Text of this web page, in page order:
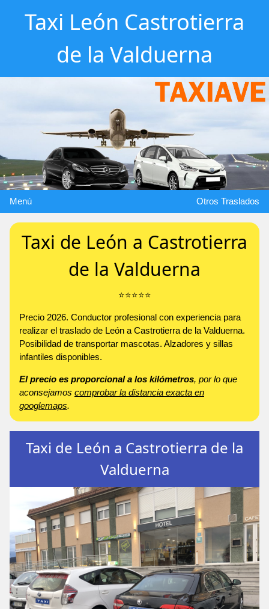
Taxi León Castrotierra
de la Valduerna
Menú Otros Traslados
Taxi de León a Castrotierra
de la Valduerna
⭐️⭐️⭐️⭐️⭐️
Precio 2026. Conductor profesional con experiencia para
realizar el traslado de León a Castrotierra de la Valduerna.
Posibilidad de transportar mascotas. Alzadores y sillas
infantiles disponibles.
El precio es proporcional a los kilómetros, por lo que
aconsejamos comprobar la distancia exacta en
googlemaps.
Taxi de León a Castrotierra de la
Valduerna